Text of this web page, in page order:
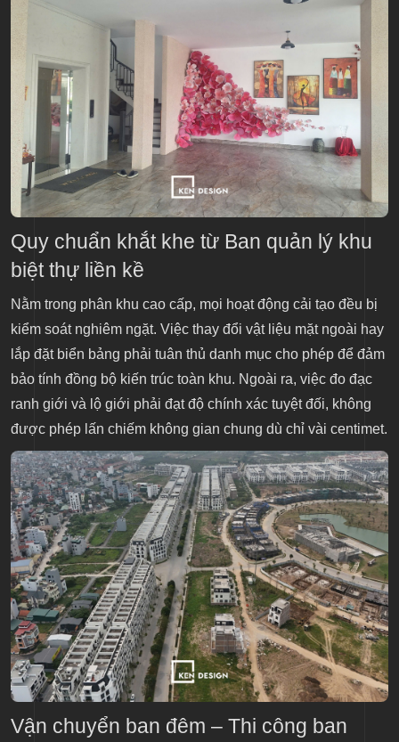
Quy chuẩn khắt khe từ Ban quản lý khu
biệt thự liền kề
Nằm trong phân khu cao cấp, mọi hoạt động cải tạo đều bị
kiểm soát nghiêm ngặt. Việc thay đổi vật liệu mặt ngoài hay
lắp đặt biển bảng phải tuân thủ danh mục cho phép để đảm
bảo tính đồng bộ kiến trúc toàn khu. Ngoài ra, việc đo đạc
ranh giới và lộ giới phải đạt độ chính xác tuyệt đối, không
được phép lấn chiếm không gian chung dù chỉ vài centimet.
Vận chuyển ban đêm – Thi công ban